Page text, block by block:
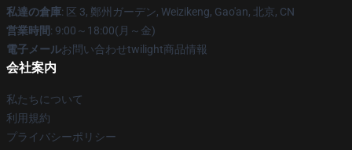
私達の倉庫: 区 3, 鄭州ガーデン, Weizikeng, Gao'an, 北京, CN
営業時間: 9:00～18:00(月～金)
電子メールお問い合わせtwilight商品情報
会社案内
私たちについて
利用規約
プライバシーポリシー